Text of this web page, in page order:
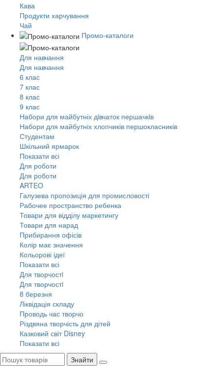
Кава
Продукти харчування
Чай
Промо-каталоги
Для навчання
Для навчання
6 клас
7 клас
8 клас
9 клас
Набори для майбутніх дiвчаток першачкiв
Набори для майбутніх хлопчиків першокласників
Студентам
Шкільний ярмарок
Показати всі
Для роботи
Для роботи
ARTEO
Галузева пропозиція для промисловості
Рабочее пространство ребенка
Товари для відділу маркетингу
Товари для нарад
Прибирання офісів
Колір має значення
Кольорові ідеї
Показати всі
Для творчостi
Для творчостi
8 березня
Ліквідація складу
Проводь час творчо
Різдвяна творчість для дітей
Казковий світ Disney
Показати всі
Знайти